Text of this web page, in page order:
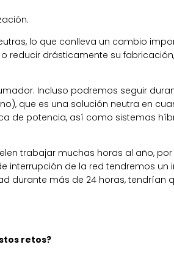
lo que conlleva un cambio
reducir drásticamente su
Incluso podremos seguir
que es una solución neutra en
de potencia, así como sistemas
trabajar muchas horas al año,
interrupción de la red tendremos
durante más de 24 horas,
retos?